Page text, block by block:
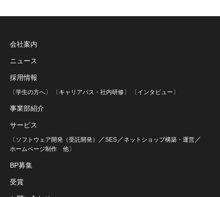
会社案内
ニュース
採用情報
〔学生の方へ〕 〔キャリアパス・社内研修〕 〔インタビュー〕
事業部紹介
サービス
〔ソフトウェア開発（受託開発） ／SES ／ ネットショップ構築・運営 ／
ホームページ制作 他〕
BP募集
受賞